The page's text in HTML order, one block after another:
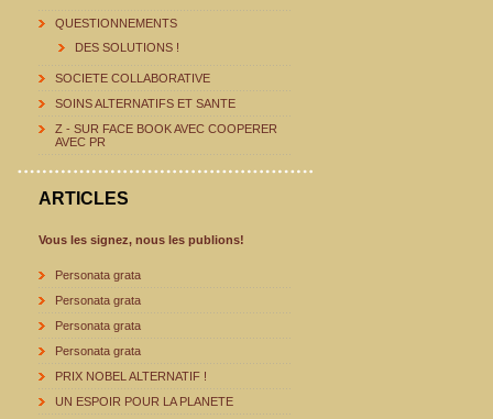
QUESTIONNEMENTS
DES SOLUTIONS !
SOCIETE COLLABORATIVE
SOINS ALTERNATIFS ET SANTE
Z - SUR FACE BOOK AVEC COOPERER
AVEC PR
ARTICLES
Vous les signez, nous les publions!
Personata grata
Personata grata
Personata grata
Personata grata
PRIX NOBEL ALTERNATIF !
UN ESPOIR POUR LA PLANETE